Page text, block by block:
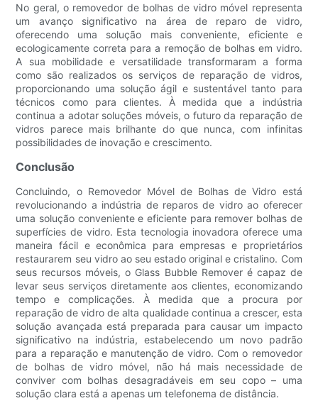
No geral, o removedor de bolhas de vidro móvel representa
um avanço significativo na área de reparo de vidro,
oferecendo uma solução mais conveniente, eficiente e
ecologicamente correta para a remoção de bolhas em vidro.
A sua mobilidade e versatilidade transformaram a forma
como são realizados os serviços de reparação de vidros,
proporcionando uma solução ágil e sustentável tanto para
técnicos como para clientes. À medida que a indústria
continua a adotar soluções móveis, o futuro da reparação de
vidros parece mais brilhante do que nunca, com infinitas
possibilidades de inovação e crescimento.
Conclusão
Concluindo, o Removedor Móvel de Bolhas de Vidro está
revolucionando a indústria de reparos de vidro ao oferecer
uma solução conveniente e eficiente para remover bolhas de
superfícies de vidro. Esta tecnologia inovadora oferece uma
maneira fácil e econômica para empresas e proprietários
restaurarem seu vidro ao seu estado original e cristalino. Com
seus recursos móveis, o Glass Bubble Remover é capaz de
levar seus serviços diretamente aos clientes, economizando
tempo e complicações. À medida que a procura por
reparação de vidro de alta qualidade continua a crescer, esta
solução avançada está preparada para causar um impacto
significativo na indústria, estabelecendo um novo padrão
para a reparação e manutenção de vidro. Com o removedor
de bolhas de vidro móvel, não há mais necessidade de
conviver com bolhas desagradáveis ​​em seu copo – uma
solução clara está a apenas um telefonema de distância.